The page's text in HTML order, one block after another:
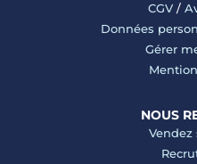
CGV/
Données
Gérer
NOUS
Vendez